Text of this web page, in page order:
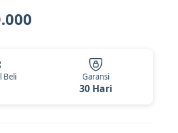
Beli Garansi
30 Hari